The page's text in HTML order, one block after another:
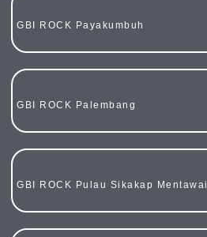
GBI ROCK Payakumbuh
GBI ROCK Palembang
GBI ROCK Pulau Sikakap Mentawai